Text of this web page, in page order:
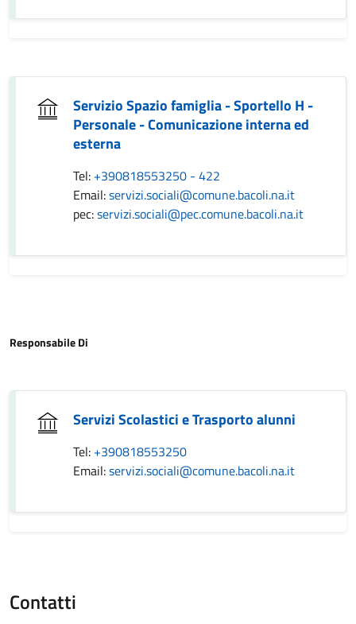
Servizio Spazio famiglia - Sportello H -
Personale - Comunicazione interna ed
esterna
Tel: +390818553250 - 422
Email:servizi.sociali@comune.bacoli.na.it
pec:servizi.sociali@pec.comune.bacoli.na.it
Responsabile Di
Servizi Scolastici e Trasporto alunni
Tel: +390818553250
Email:servizi.sociali@comune.bacoli.na.it
Contatti